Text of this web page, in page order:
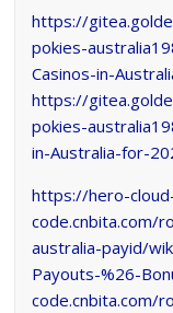
https://
pokies-
Casinos-in-
https://
pokies-
in-Australia-for-
https://hero-
code.cnbita.com/
australia-payid/
Payouts-%26-
code.cnbita.com/